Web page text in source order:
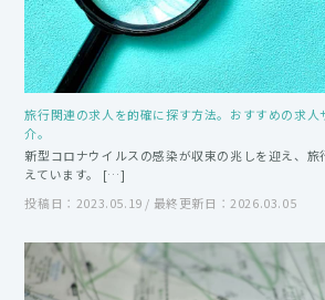
旅行関連の求人を的確に探す方法。おすすめの求人
介。
新型コロナウイルスの感染が収束の兆しを迎え、
えています。 […]
投稿日：2023.05.19 / 最終更新日：2026.03.05